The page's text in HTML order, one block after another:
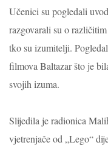
Učenici su pogledali
razgovarali su o
tko su izumitelji.
filmova Baltazar što je
svojih izuma.
Slijedila je radionica
vjetrenjače od „Lego“